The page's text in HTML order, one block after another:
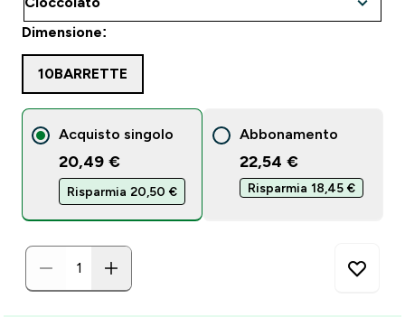
Dimensione:
10BARRETTE
Acquisto singolo
20,49 €
Risparmia 20,50 €‎
Abbonamento
22,54 €‎
Risparmia 18,45 €‎